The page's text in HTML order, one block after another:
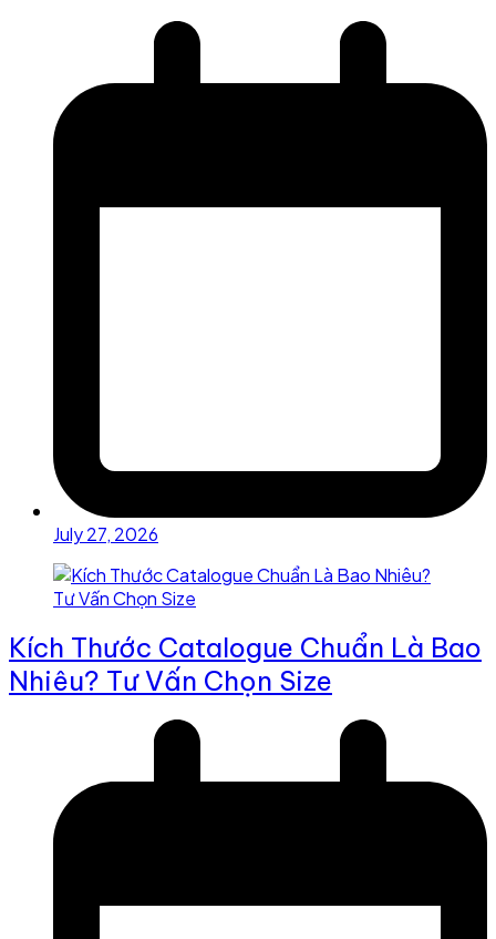
July 27, 2026
Kích Thước Catalogue Chuẩn Là Bao
Nhiêu? Tư Vấn Chọn Size